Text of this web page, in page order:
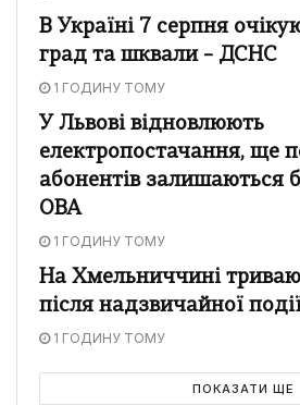
В Україні 7 серпня
град та шквали – ДСНС
1 ГОДИНУ ТОМУ
У Львові відновлюють
електропостачання, ще
абонентів залишаються
ОВА
1 ГОДИНУ ТОМУ
На Хмельниччині
після надзвичайної
1 ГОДИНУ ТОМУ
ПОКАЗАТИ ЩЕ